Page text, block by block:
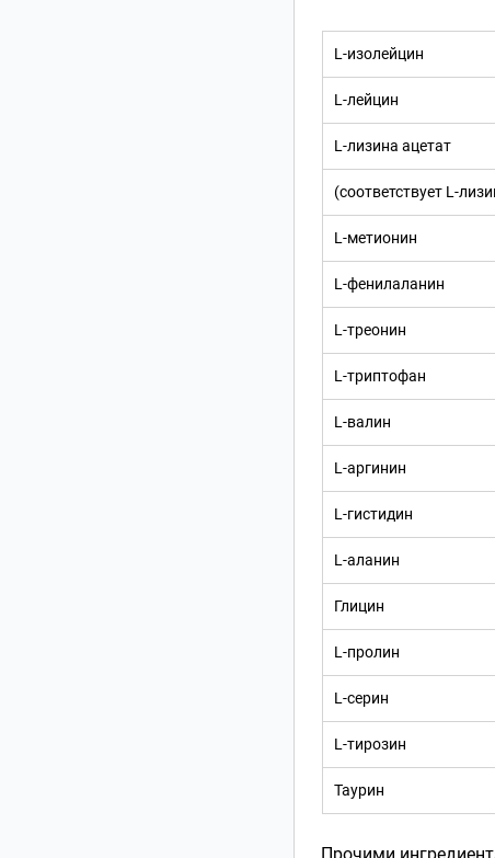
L-изолейцин
L-лейцин
L-лизина ацетат
(соответствует L-
L-метионин
L-фенилаланин
L-треонин
L-триптофан
L-валин
L-аргинин
L-гистидин
L-аланин
Глицин
L-пролин
L-серин
L-тирозин
Таурин